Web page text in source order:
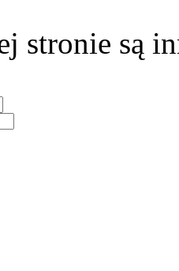
stronie są